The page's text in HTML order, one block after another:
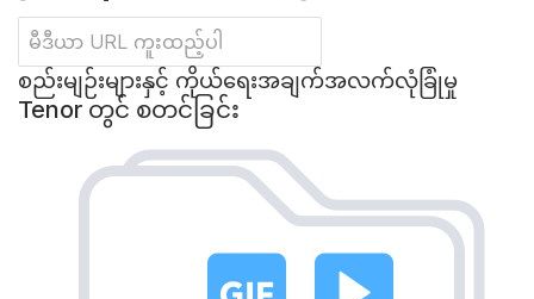
စည်းမျဉ်းများနှင့် ကိုယ်ရေးအချက်အလက်လုံခြုံမှု
Tenor တွင် စတင်ခြင်း